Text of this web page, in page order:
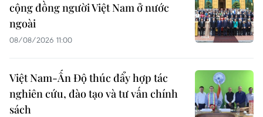
cộng đồng người Việt Nam ở nước
ngoài
08/08/2026 11:00
Việt Nam-Ấn Độ thúc đẩy hợp tác
nghiên cứu, đào tạo và tư vấn chính
sách